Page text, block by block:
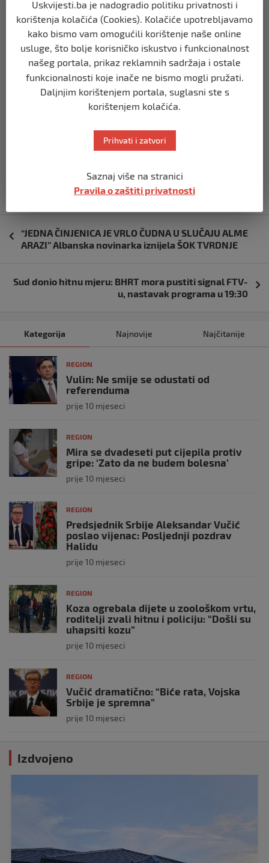
haber.ba
Navigacija
objava
“JEDNA ČINJENICA JE VRLO ČUDNA U SLUČAJU ALME
ARAZI” Albanska novinarka iznijela ŠOK TVRDNJE
Sud donio hitnu mjeru: BHRT mora pustiti signal FTV-
u, nastavak programa u 19:30
Kategorija Najnovije Najčitanije
REGION
Vulin: Ne smije se odustati od
referenduma
prije 10 mjeseci
REGION
Mira se dvadeseti put cijepila protiv
gripe: ‘Zato da ne budem bolesna’
prije 10 mjeseci
REGION
Predsjednik Srbije Aleksandar Vučić
poslao vijenac: Posljednji pozdrav
Halidu
prije 10 mjeseci
REGION
Koza ogrebala dijete u zoološkom vrtu,
roditelji zvali hitnu i policiju: “Došli su
uhapsiti kozu”
prije 10 mjeseci
REGION
Vučić dramatično: “Biće rata, Vojska
Srbije je spremna”
prije 10 mjeseci
Izdvojeno
Uskvijesti.ba je nadogradio politiku privatnosti i
korištenja kolačića (Cookies). Kolačiće upotrebljavamo
kako bismo vam omogućili korištenje naše online
usluge, što bolje korisničko iskustvo i funkcionalnost
našeg portala, prikaz reklamnih sadržaja i ostale
funkcionalnosti koje inače ne bismo mogli pružati.
Daljnjim korištenjem portala, suglasni ste s
korištenjem kolačića.
Prihvati i zatvori
Saznaj više na stranici
Pravila o zaštiti privatnosti